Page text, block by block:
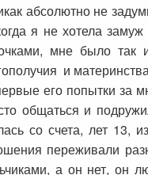
абсолютно не
я не хотела
мне было так
и
его попытки за
общаться и
со счета, лет 13,
переживали
а он нет, он